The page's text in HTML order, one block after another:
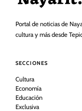
Portal de noticias de
cultura y más desde
SECCIONES
Cultura
Economía
Educación
Exclusiva